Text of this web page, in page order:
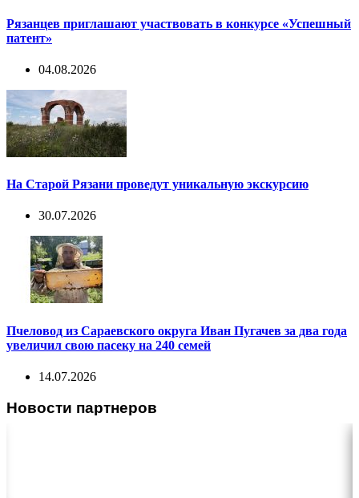
Рязанцев приглашают участвовать в конкурсе «Успешный
патент»
04.08.2026
На Старой Рязани проведут уникальную экскурсию
30.07.2026
Пчеловод из Сараевского округа Иван Пугачев за два года
увеличил свою пасеку на 240 семей
14.07.2026
Новости партнеров